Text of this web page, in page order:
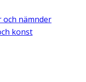
och nämnder
konst